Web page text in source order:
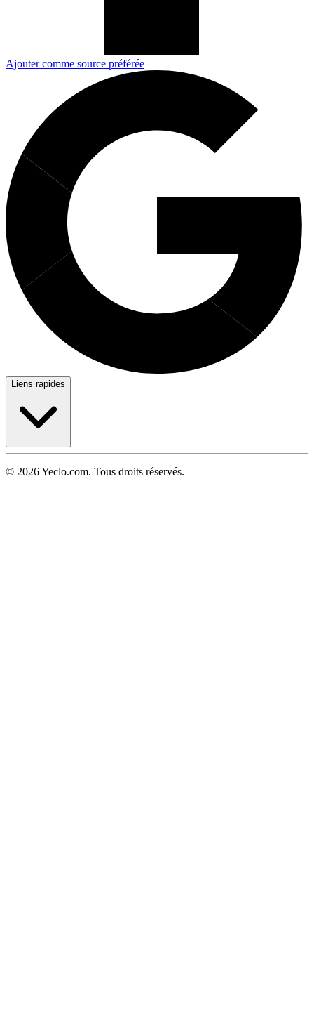
Ajouter comme source préférée
Liens rapides
© 2026 Yeclo.com. Tous droits réservés.